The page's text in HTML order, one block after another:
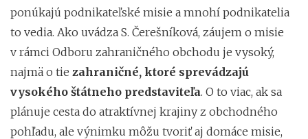
ponúkajú podnikateľské misie a mnohí podnikatelia
to vedia. Ako uvádza S. Čerešníková, záujem o misie
v rámci Odboru zahraničného obchodu je vysoký,
najmä o tie zahraničné, ktoré sprevádzajú
vysokého štátneho predstaviteľa. O to viac, ak sa
plánuje cesta do atraktívnej krajiny z obchodného
pohľadu, ale výnimku môžu tvoriť aj domáce misie,